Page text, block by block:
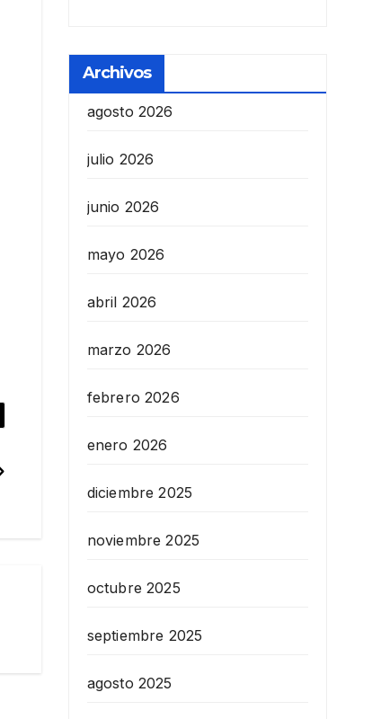
Archivos
agosto 2026
julio 2026
junio 2026
mayo 2026
abril 2026
marzo 2026
febrero 2026
enero 2026
diciembre 2025
noviembre 2025
octubre 2025
septiembre 2025
agosto 2025